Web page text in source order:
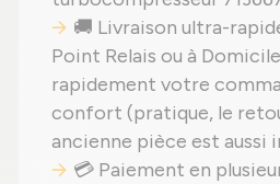
🚚 Livraison ultra-
Point Relais ou à
rapidement votre
confort (pratique, le
ancienne pièce est aussi
💳 Paiement en